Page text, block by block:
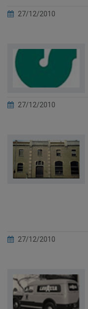
27/12/2010
27/12/2010
27/12/2010